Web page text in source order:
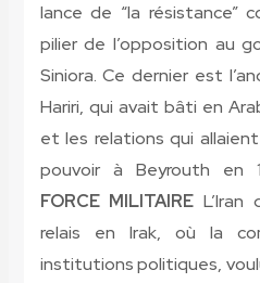
lance de “la résistance”
pilier de l’opposition au
Siniora. Ce dernier est
Hariri, qui avait bâti en
et les relations qui
pouvoir à Beyrouth en
FORCE MILITAIRE
relais en Irak, où la
institutions politiques,